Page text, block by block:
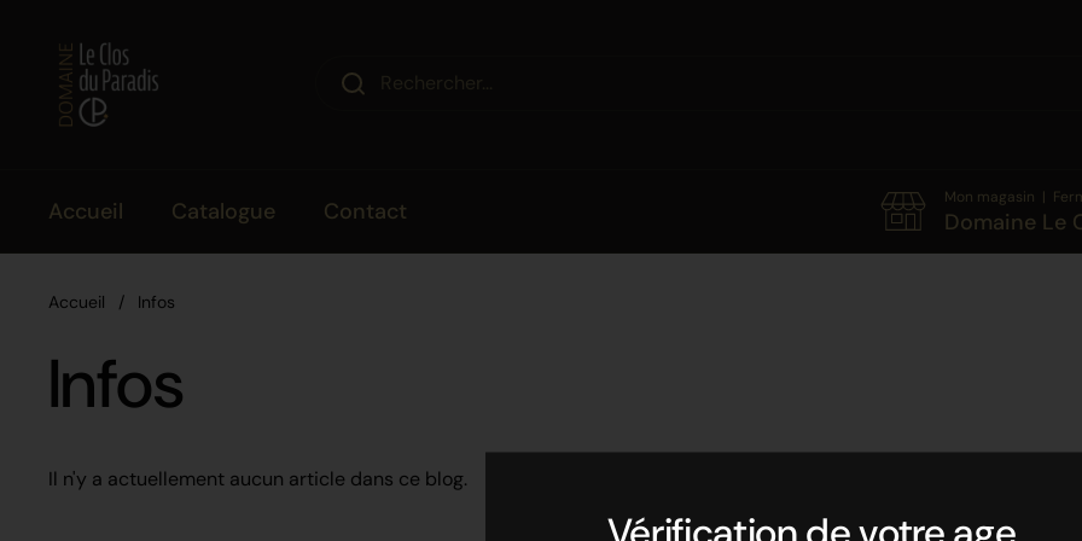
Accueil Catalogue Contact
Mon magasin |
Domaine Le
Accueil / Infos
Infos
Il n'y a actuellement aucun article dans ce blog.